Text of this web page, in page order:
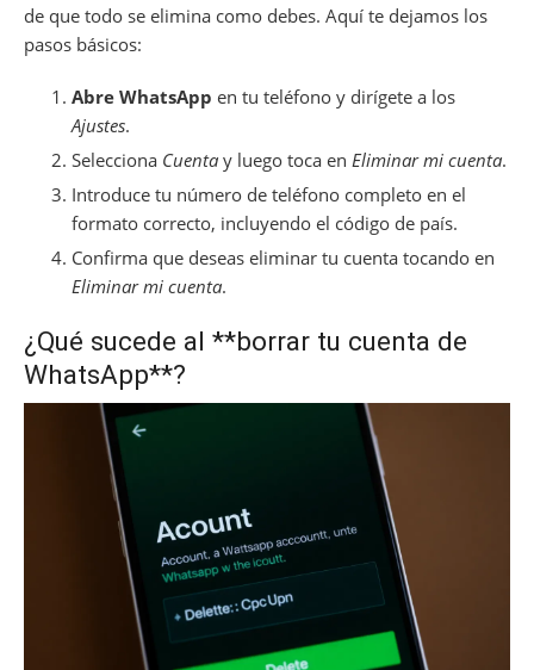
de que todo se elimina como debes. Aquí te dejamos los
pasos básicos:
Abre WhatsApp en tu teléfono y dirígete a los
Ajustes.
Selecciona Cuenta y luego toca en Eliminar mi cuenta.
Introduce tu número de teléfono completo en el
formato correcto, incluyendo el código de país.
Confirma que deseas eliminar tu cuenta tocando en
Eliminar mi cuenta.
¿Qué sucede al **borrar tu cuenta de
WhatsApp**?